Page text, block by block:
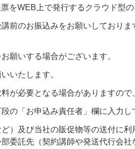
をWEB上で発行するクラウド型の
前のお振込みをお願いしており
願いする場合がございます。
いたします。
が必要となる場合がありますので
の「お申込み責任者」欄に入力し
）及び当社の販促物等の送付に
委託先（契約講師や発送代行会